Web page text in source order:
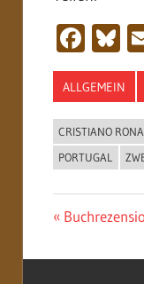
ALLGEMEIN
CRISTIANO
PORTUGAL
Vorheriger